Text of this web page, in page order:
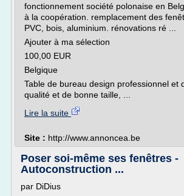
fonctionnement société polonaise en
à la coopération. remplacement des
PVC, bois, aluminium. rénovations ré ...
Ajouter à ma sélection
100,00 EUR
Belgique
Table de bureau design professionnel et
qualité et de bonne taille, ...
Lire la suite
Site : http://www.annoncea.be
Poser soi-même ses fenêtres -
Autoconstruction ...
par DiDius